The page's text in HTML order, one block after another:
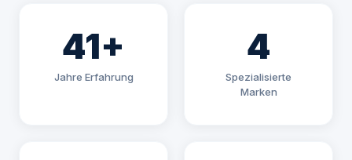
41+
Jahre Erfahrung
4
Spezialisierte
Marken